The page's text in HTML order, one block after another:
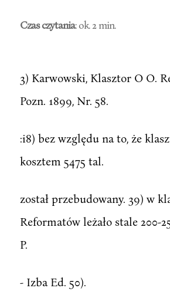
Czas czytania: ok. 2 min.
3) Karwowski, Klasztor O O.
Pozn. 1899, Nr. 58.
:i8) bez względu na to, że
kosztem 5475 tal.
został przebudowany. 39) w
Reformatów leżało stale 200-
P.
- Izba Ed. 50).